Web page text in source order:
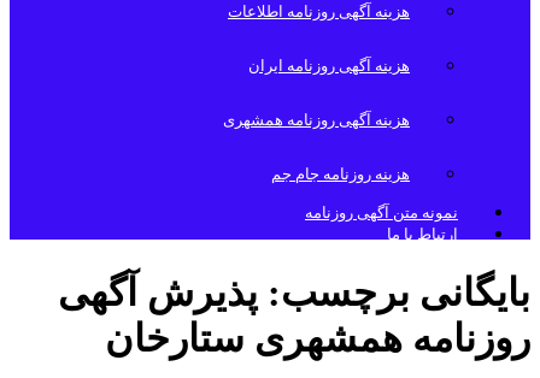
هزینه آگهی روزنامه اطلاعات
هزینه آگهی روزنامه ایران
هزینه آگهی روزنامه همشهری
هزینه روزنامه جام جم
نمونه متن آگهی روزنامه
ارتباط با ما
بایگانی برچسب: پذیرش آگهی
روزنامه همشهری ستارخان